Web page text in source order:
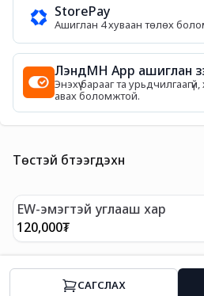
CАГСЛАХ
StorePay
Ашиглан 4 хуваан төлөх
ЛэндМН App ашиглан
Энэхүү барааг та урьдчилгаагүй,
авах боломжтой.
Төстэй бүтээгдэхүүн
EW-эмэгтэй углааш хар
120,000₮